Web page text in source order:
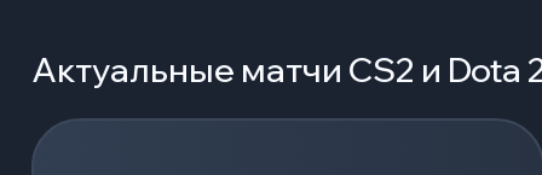
Актуальные матчи CS2 и Dota
Загрузка событий...